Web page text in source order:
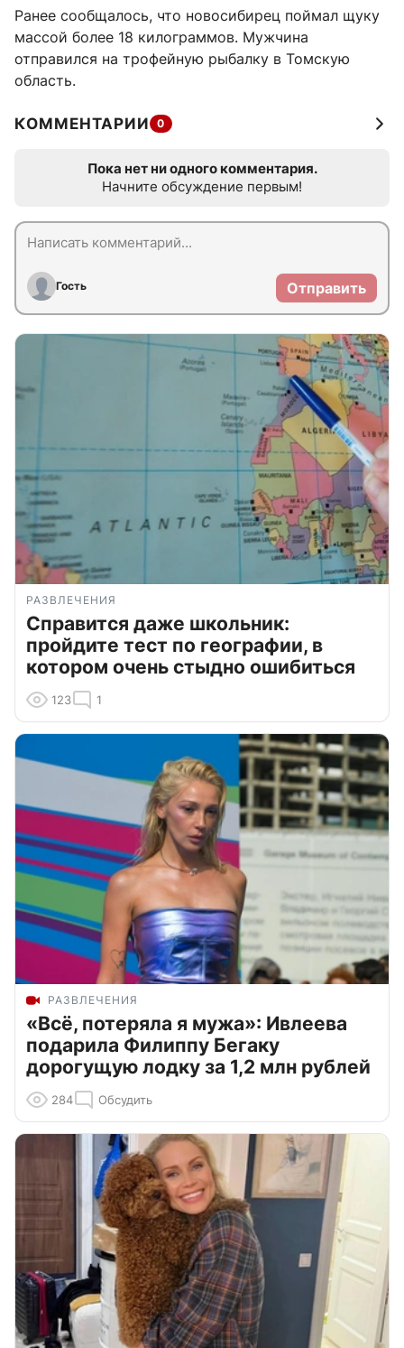
Ранее сообщалось, что новосибирец поймал щуку
массой более 18 килограммов. Мужчина
отправился на трофейную рыбалку в Томскую
область.
КОММЕНТАРИИ 0
Пока нет ни одного комментария.
Начните обсуждение первым!
Гость Отправить
РАЗВЛЕЧЕНИЯ
Справится даже школьник:
пройдите тест по географии, в
котором очень стыдно ошибиться
123 1
РАЗВЛЕЧЕНИЯ
«Всё, потеряла я мужа»: Ивлеева
подарила Филиппу Бегаку
дорогущую лодку за 1,2 млн рублей
284 Обсудить